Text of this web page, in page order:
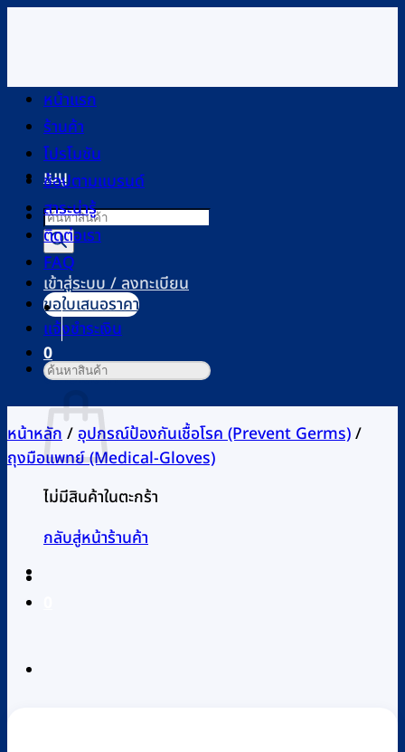
เนื้อหา
เมนู
Products
search
เข้าสู่ระบบ / ลงทะเบียน
0
ตะกร้าสินค้า
ไม่มีสินค้าในตะกร้า
กลับสู่หน้าร้านค้า
หน้าแรก
ร้านค้า
โปรโมชัน
ช้อปตามแบรนด์
สาระน่ารู้
ติดต่อเรา
FAQ
ขอใบเสนอราคา
แจ้งชำระเงิน
ค้นหา:
หน้าหลัก/อุปกรณ์ป้องกันเชื้อโรค (Prevent Germs)/
ถุงมือแพทย์ (Medical-Gloves)